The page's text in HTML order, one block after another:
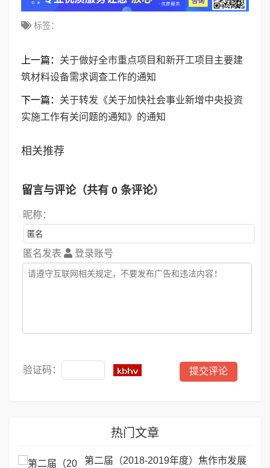
标签：
上一篇： 关于做好全市重点项目和新开工项目主要建
筑材料设备需求调查工作的通知
下一篇： 关于转发《关于加快社会事业新增中央投资
实施工作有关问题的通知》的通知
相关推荐
留言与评论（共有 0 条评论）
昵称：
匿名发表 登录账号
验证码：
热门文章
第二届（2018-2019年度）焦作市发展